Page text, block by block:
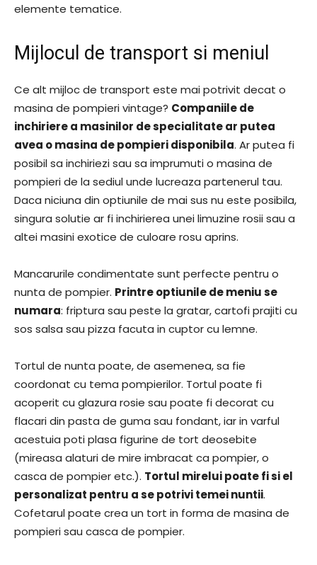
elemente tematice.
Mijlocul de transport si meniul
Ce alt mijloc de transport este mai potrivit decat o
masina de pompieri vintage? Companiile de
inchiriere a masinilor de specialitate ar putea
avea o masina de pompieri disponibila. Ar putea fi
posibil sa inchiriezi sau sa imprumuti o masina de
pompieri de la sediul unde lucreaza partenerul tau.
Daca niciuna din optiunile de mai sus nu este posibila,
singura solutie ar fi inchirierea unei limuzine rosii sau a
altei masini exotice de culoare rosu aprins.
Mancarurile condimentate sunt perfecte pentru o
nunta de pompier. Printre optiunile de meniu se
numara: friptura sau peste la gratar, cartofi prajiti cu
sos salsa sau pizza facuta in cuptor cu lemne.
Tortul de nunta poate, de asemenea, sa fie
coordonat cu tema pompierilor. Tortul poate fi
acoperit cu glazura rosie sau poate fi decorat cu
flacari din pasta de guma sau fondant, iar in varful
acestuia poti plasa figurine de tort deosebite
(mireasa alaturi de mire imbracat ca pompier, o
casca de pompier etc.). Tortul mirelui poate fi si el
personalizat pentru a se potrivi temei nuntii.
Cofetarul poate crea un tort in forma de masina de
pompieri sau casca de pompier.